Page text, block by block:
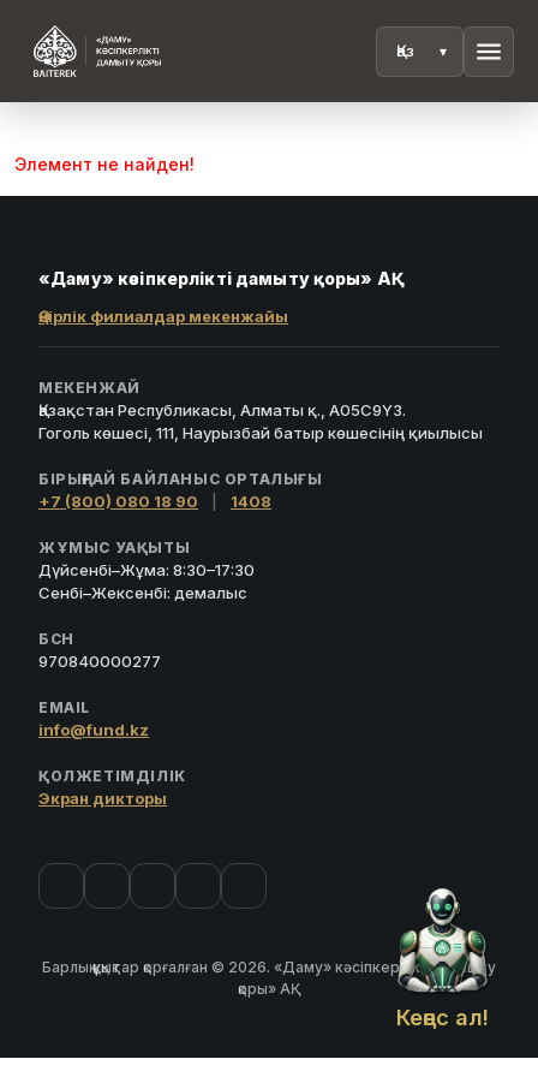
menu
Кеңес ал!
Элемент не найден!
«Даму» кәсіпкерлікті дамыту қоры» АҚ
Өңірлік филиалдар мекенжайы
МЕКЕНЖАЙ
Қазақстан Республикасы, Алматы қ., A05C9Y3.
Гоголь көшесі, 111, Наурызбай батыр көшесінің қиылысы
БІРЫҢҒАЙ БАЙЛАНЫС ОРТАЛЫҒЫ
+7 (800) 080 18 90 1408
ЖҰМЫС УАҚЫТЫ
Дүйсенбі–Жұма: 8:30–17:30
Сенбі–Жексенбі: демалыс
БСН
970840000277
EMAIL
info@fund.kz
ҚОЛЖЕТІМДІЛІК
Экран дикторы
Барлық құқықтар қорғалған © 2026. «Даму» кәсіпкерлікті дамыту
қоры» АҚ